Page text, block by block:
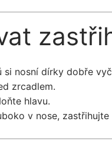
si nosní dírky dobře
zrcadlem.
hlavu.
v nose,